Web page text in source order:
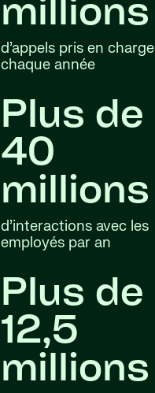
millions
d’appels pris en charge
chaque année
Plus de
40
millions
d’interactions avec les
employés par an
Plus de
12,5
millions